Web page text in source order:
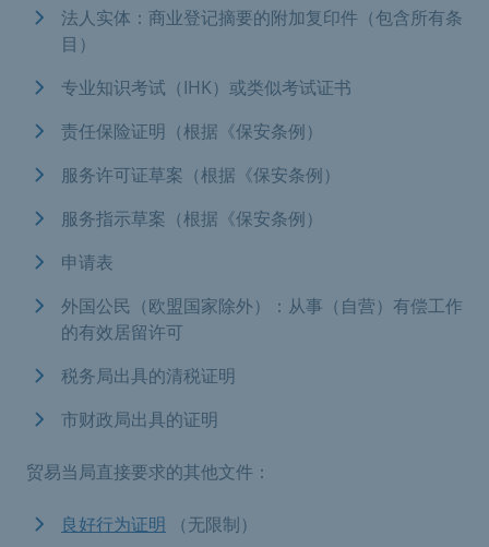
法人实体：商业登记摘要的附加复印件（包含所有条
目）
专业知识考试（IHK）或类似考试证书
责任保险证明（根据《保安条例）
服务许可证草案（根据《保安条例）
服务指示草案（根据《保安条例）
申请表
外国公民（欧盟国家除外）：从事（自营）有偿工作
的有效居留许可
税务局出具的清税证明
市财政局出具的证明
贸易当局直接要求的其他文件：
良好行为证明 （无限制）